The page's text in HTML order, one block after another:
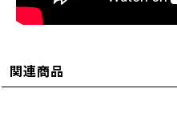
関連商品